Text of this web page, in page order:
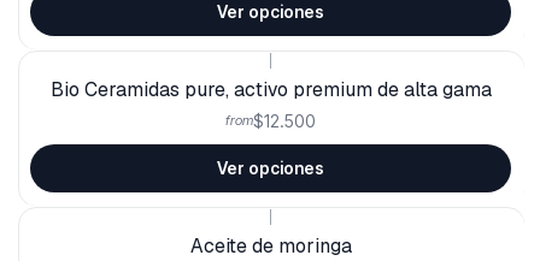
Ver opciones
Bio Ceramidas pure, activo premium de alta gama
from$12.500
Ver opciones
Aceite de moringa